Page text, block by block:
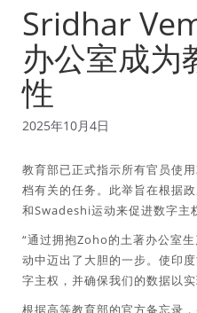
Sridhar
办公室成为
性
2025年10月4日
教育部已正式指示所有官员使
档有关的任务。此举旨在根据
和Swadeshi运动来促进数字主
“通过拥抱Zoho的土著办公室
动中迈出了大胆的一步。使印
字主权，并确保我们的数据以
根据高等教育部的官方备忘录